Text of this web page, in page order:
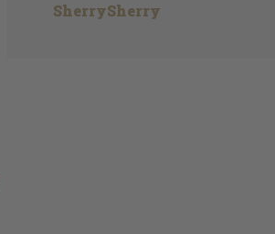
SherrySherry